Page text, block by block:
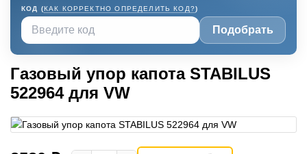
КОД (КАК КОРРЕКТНО ОПРЕДЕЛИТЬ КОД?)
Подобрать
Газовый упор капота STABILUS
522964 для VW